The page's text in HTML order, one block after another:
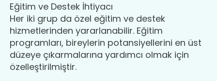
Eğitim ve Destek İhtiyacı
Her iki grup da özel eğitim ve destek
hizmetlerinden yararlanabilir. Eğitim
programları, bireylerin potansiyellerini en üst
düzeye çıkarmalarına yardımcı olmak için
özelleştirilmiştir.